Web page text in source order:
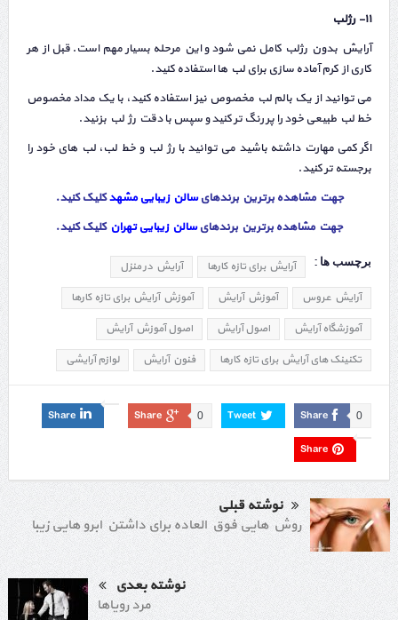
۱۱- رژلب
آرایش بدون رژلب کامل نمی شود و این مرحله بسیار مهم است. قبل از هر
کاری از کرم آماده سازی برای لب ها استفاده کنید.
می توانید از یک بالم لب مخصوص نیز استفاده کنید، با یک مداد مخصوص
خط لب طبیعی خود را پر رنگ تر کنید و سپس با دقت رژ لب بزنید.
اگر کمی مهارت داشته باشید می توانید با رژ لب و خط لب، لب های خود را
برجسته تر کنید.
جهت مشاهده برترین برندهایسالن زیبایی مشهدکلیک کنید.
جهت مشاهده برترین برندهایسالن زیبایی تهران کلیک کنید.
برچسب ها : آرایش برای تازه کارها
آرایش در منزل
آرایش عروس
آموزش آرایش
آموزش آرایش برای تازه کارها
آموزشگاه آرایش
اصول آرایش
اصول آموزش آرایش
تکنینک های آرایش برای تازه کارها
فنون آرایش لوازم آرایشی
Share 0
Tweet
Share 0
Share
Share
نوشته قبلی
روش هایی فوق العاده برای داشتن ابرو هایی زیبا
نوشته بعدی
مرد رویاها